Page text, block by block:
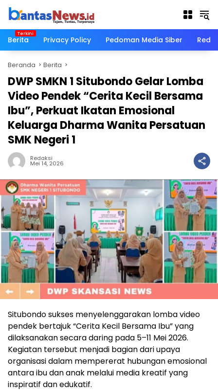
Langsung
Berita
Privacy Policy Pedoman Media Siber
Beranda Berita
DWP SMKN 1 Situbondo Gelar Lomba
Video Pendek “Cerita Kecil Bersama
Ibu”, Perkuat Ikatan Emosional
Keluarga Dharma Wanita Persatuan
SMK Negeri 1
Redaksi
Mei 14, 2026
Situbondo sukses menyelenggarakan lomba video
pendek bertajuk “Cerita Kecil Bersama Ibu” yang
dilaksanakan secara daring pada 5–11 Mei 2026.
Kegiatan tersebut menjadi bagian dari upaya
organisasi dalam mempererat hubungan emosional
antara ibu dan anak melalui media kreatif yang
inspiratif dan edukatif.